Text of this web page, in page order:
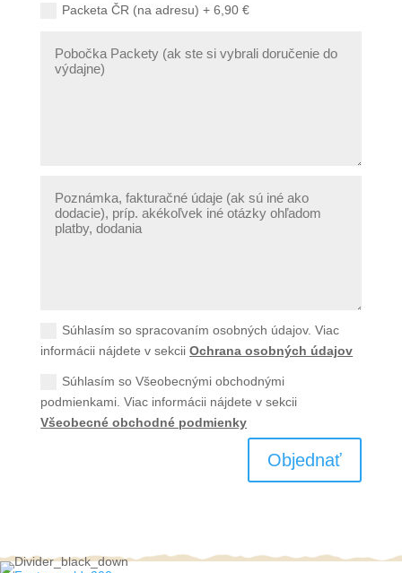
Packeta ČR (na adresu) + 6,90 €
Súhlasím so spracovaním osobných údajov. Viac
informácii nájdete v sekciiOchrana osobných údajov
Súhlasím so Všeobecnými obchodnými
podmienkami. Viac informácii nájdete v sekcii
Všeobecné obchodné podmienky
Objednať